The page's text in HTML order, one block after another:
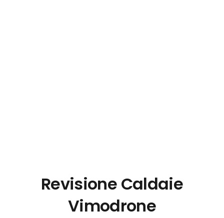
Revisione Caldaie
Vimodrone